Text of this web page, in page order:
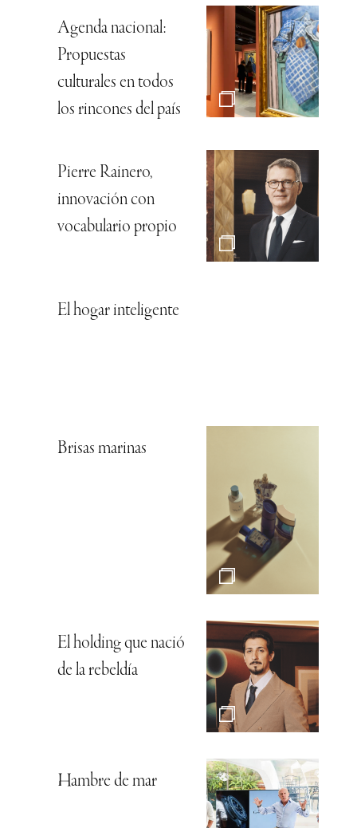
Agenda nacional:
Propuestas
culturales en todos
los rincones del país
Pierre Rainero,
innovación con
vocabulario propio
El hogar inteligente
Brisas marinas
El holding que nació
de la rebeldía
Hambre de mar